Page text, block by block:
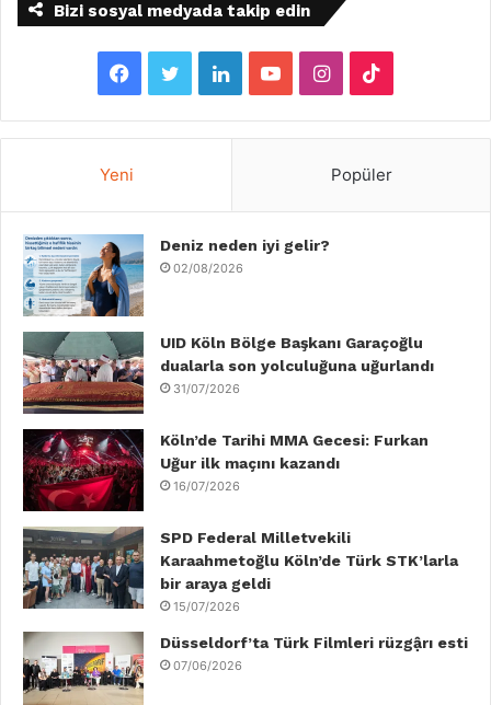
Bizi sosyal medyada takip edin
a
b
o
o
k
w
t
r
L
i
e
I
n
o
u
e
I
n
r
i
Yeni Popüler
Deniz neden iyi gelir?
02/08/2026
UID Köln Bölge Başkanı Garaçoğlu
dualarla son yolculuğuna uğurlandı
31/07/2026
Köln’de Tarihi MMA Gecesi: Furkan
Uğur ilk maçını kazandı
16/07/2026
SPD Federal Milletvekili
Karaahmetoğlu Köln’de Türk STK’larla
bir araya geldi
15/07/2026
Düsseldorf’ta Türk Filmleri rüzgậrı esti
07/06/2026